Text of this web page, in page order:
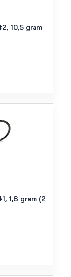
10,5 gram
1,8 gram (2